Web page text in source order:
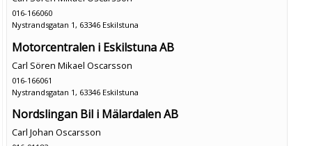
016-166060
Nystrandsgatan 1, 63346 Eskilstuna
Motorcentralen i Eskilstuna AB
Carl Sören Mikael Oscarsson
016-166061
Nystrandsgatan 1, 63346 Eskilstuna
Nordslingan Bil i Mälardalen AB
Carl Johan Oscarsson